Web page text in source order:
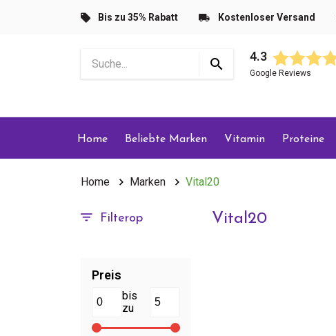
Bis zu 35% Rabatt Kostenloser Versand
4.3
Google Reviews
Home Beliebte Marken Vitamin Proteine
Home Marken Vital20
Filterop
Preis
bis
zu
Vital20